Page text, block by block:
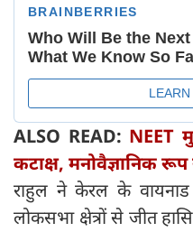
ALSO READ: NEET
कटाक्ष, मनोवैज्ञानिक
राहुल ने केरल के वायनाड
लोकसभा क्षेत्रों से जीत